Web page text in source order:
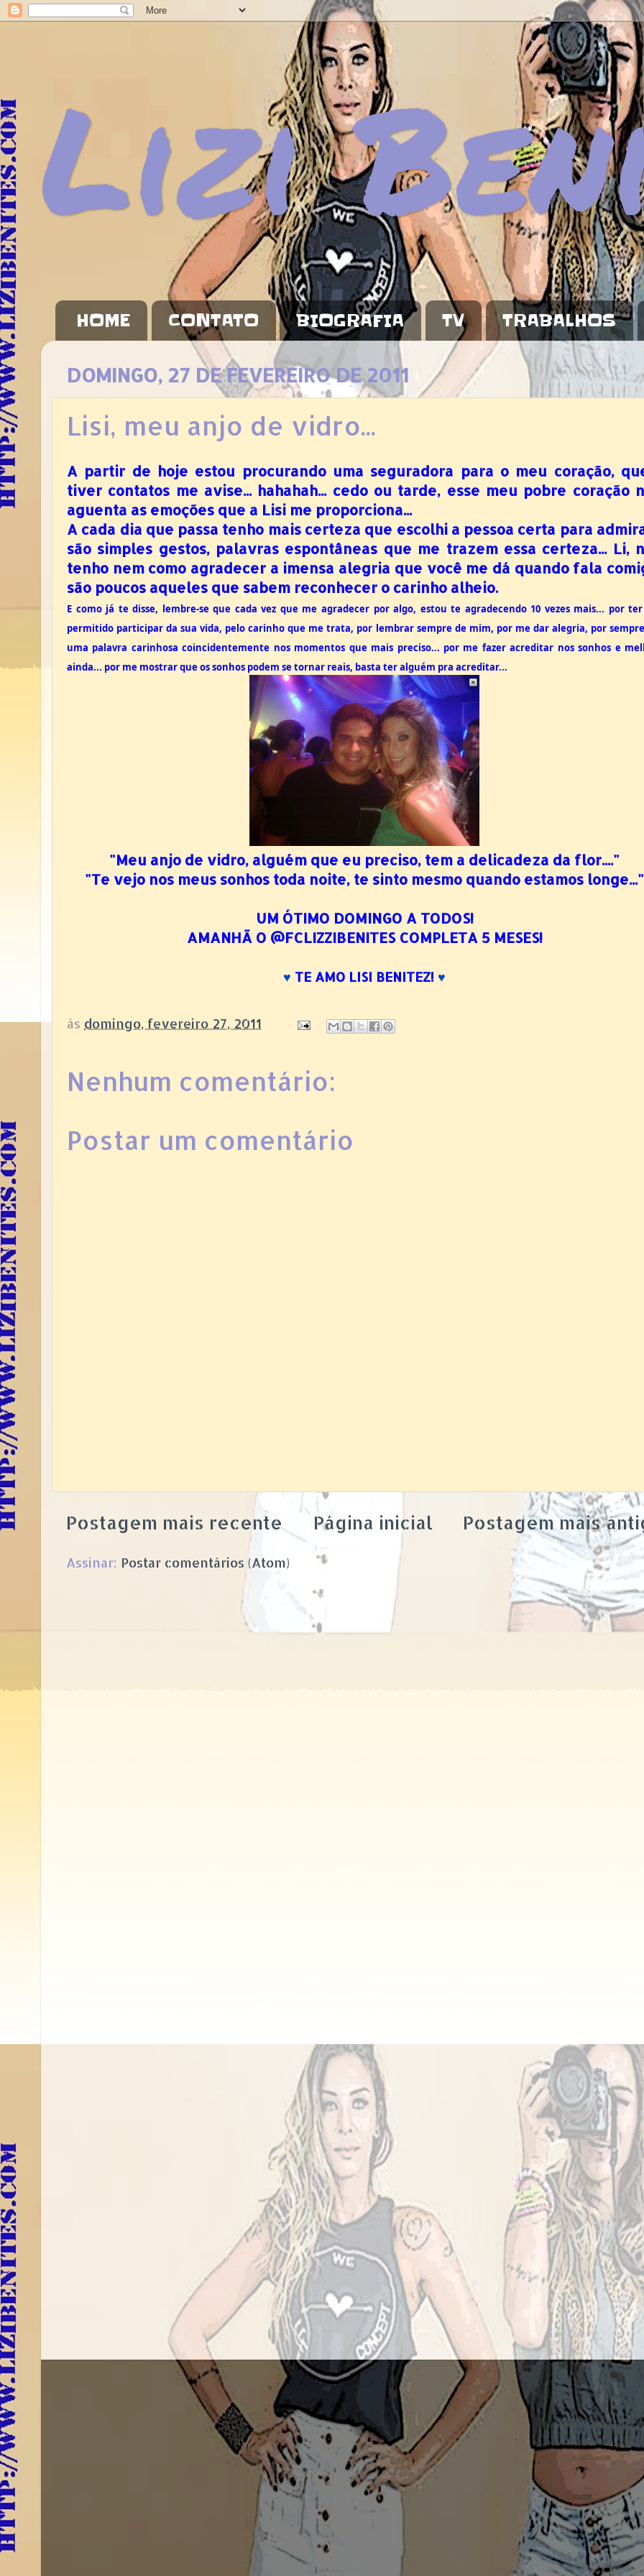
Lizi
HOME CONTATO BIOGRAFIA TV TRABALHOS
DOMINGO, 27 DE FEVEREIRO DE 2011
Lisi, meu anjo de vidro...
A partir de hoje estou procurando uma seguradora para o meu coração,
tiver contatos me avise... hahahah... cedo ou tarde, esse meu pobre coração
aguenta as emoções que a Lisi me proporciona...
A cada dia que passa tenho mais certeza que escolhi a pessoa certa para
são simples gestos, palavras espontâneas que me trazem essa certeza... Li,
tenho nem como agradecer a imensa alegria que você me dá quando fala
são poucos aqueles que sabem reconhecer o carinho alheio.
E como já te disse, lembre-se que cada vez que me agradecer por algo, estou te agradecendo 10 vezes mais... por
permitido participar da sua vida, pelo carinho que me trata, por lembrar sempre de mim, por me dar alegria, por
uma palavra carinhosa coincidentemente nos momentos que mais preciso... por me fazer acreditar nos sonhos e
ainda... por me mostrar que os sonhos podem se tornar reais, basta ter alguém pra acreditar...
"Meu anjo de vidro, alguém que eu preciso, tem a delicadeza da flor...."
"Te vejo nos meus sonhos toda noite, te sinto mesmo quando estamos longe..."
UM ÓTIMO DOMINGO A TODOS!
AMANHÃ O @FCLIZZIBENITES COMPLETA 5 MESES!
♥ TE AMO LISI BENITEZ! ♥
às domingo, fevereiro 27, 2011
Nenhum comentário:
Postar um comentário
Postagem mais recente Postagem mais
Página inicial
Assinar: Postar comentários (Atom)